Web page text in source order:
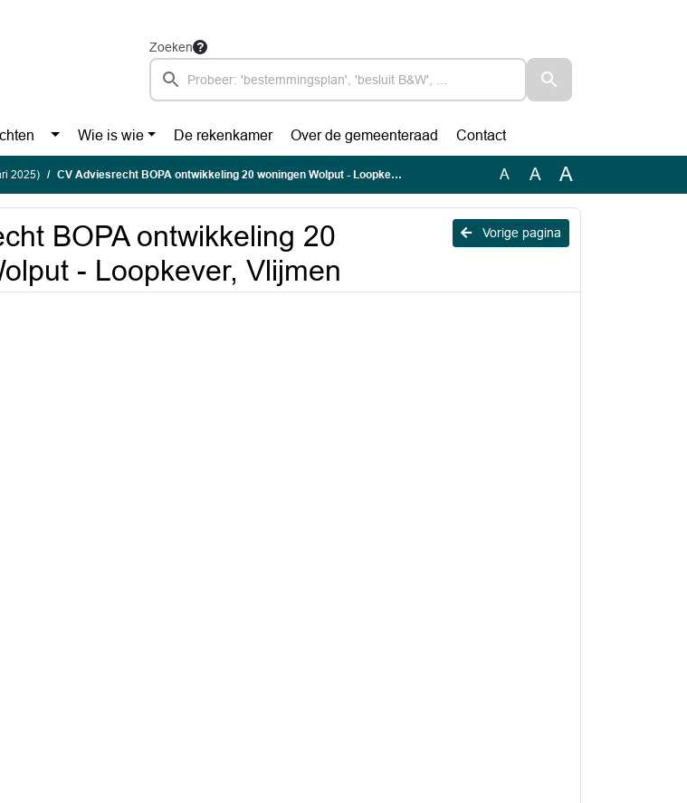
Zoeken
Wie is wie De rekenkamer Over de gemeenteraad Contact
2025) CV Adviesrecht BOPA ontwikkeling 20 woningen Wolput - Loopkever, Vlijmen A A A
Vorige pagina
BOPA ontwikkeling 20
- Loopkever, Vlijmen